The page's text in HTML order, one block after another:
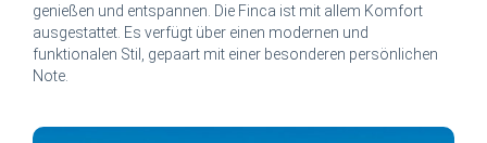
genießen und entspannen. Die Finca ist mit allem Komfort
ausgestattet. Es verfügt über einen modernen und
funktionalen Stil, gepaart mit einer besonderen persönlichen
Note.